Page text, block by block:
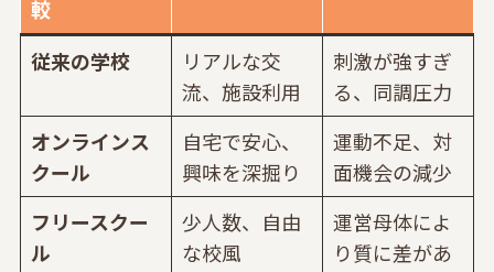
較
従来の学校
リアルな交
流、施設利用
刺激が強すぎ
る、同調圧力
オンラインス
クール
自宅で安心、
興味を深掘り
運動不足、対
面機会の減少
フリースクー
ル
少人数、自由
な校風
運営母体によ
り質に差があ